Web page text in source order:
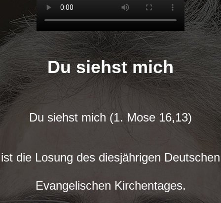
Du siehst mich
Du siehst mich (1. Mose 16,13)
ist die Losung des diesjährigen Deutschen
Evangelischen Kirchentages.